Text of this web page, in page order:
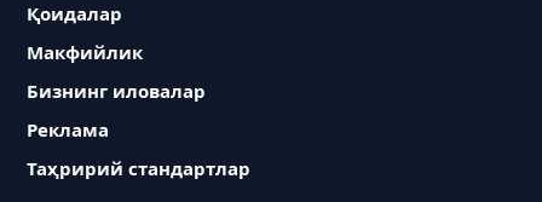
Қоидалар
Макфийлик
Бизнинг иловалар
Реклама
Таҳририй стандартлар